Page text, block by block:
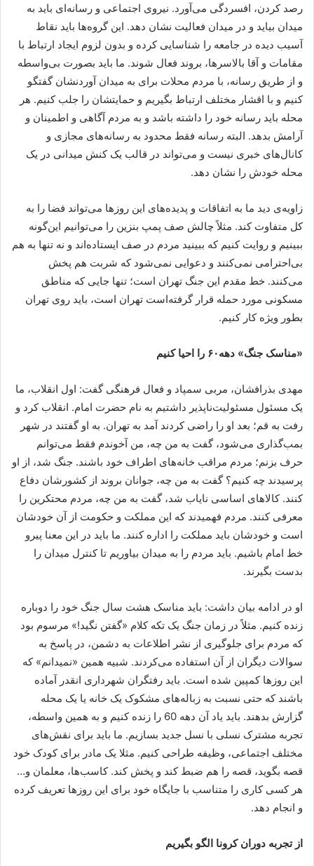
رصد کردن، افسردگی می‌آورد. نیروی اجتماعی و رسانه‌ای باید به
میدان بیاید و در میدان فعالیت نشان دهد. این گروه‌ها باید نقاط
آسیب دیده در جامعه را شناسایی کرده و بدون لزوم ایجاد ارتباط با
مقامات و آقا بالاسرها، بروند فعال شوند. ما باید بصورت بی‌واسطه
و از طریق رسانه، با مردم محلات برای به میدان آوردنشان گفتگو
کنیم و با اقشار مختلف ارتباط بگیریم و حمایتشان را جلب کنیم. هر
محله باید رسانه خود را داشته باشد و به مردم آگاهی و اطمینان و
آرامش بدهد. البته رسانه فقط محدود به رسانه‌های مجازی و
کانال‌های خبری نیست و می‌تواند در قالب یک کنش میدانی در یک
محله خودش را نشان دهد.
زاویه‌ی دید ما به اتفاقات و پدیده‌های این روزها می‌تواند فضا را به
کل متفاوت کند. مثلاً چالش صف پمپ بنزین را می‌توانیم این‌گونه
ببینیم و روایت کنیم که ببینید مردم در صف ایستاده‌اند و نه تنها به هم
بی‌احترامی نمی‌کنند و دعوایی نمی‌شود که شربت هم پخش
می‌کنند. خط مقدم این جنگ تهران است؛ تنها جایی که مناطق
مسکونی مورد حمله قرار گرفته‌است تهران است، باید روی تهران
بطور ویژه کار کنیم.
«مناسک جنگ» دهه۶۰ را احیا کنیم
مهدی بذرافشان، مربی سمپاد و فعال فرهنگی گفت: اول انقلاب، ما
یک مسئول مسئولیت‌ناپذیر داشتیم به نام حضرت امام. انقلاب کرد و
رفت به قم؛ بعد او را راضی کردند آمد به تهران. به او گفتند در شهر
بمب‌گذاری می‌شود، گفت به من چه، من آخوندم فقط می‌توانم
حرف بزنم؛ مردم مراقب خانه‌های اطراف خود باشند. جنگ شد، از او
پرسیدند چه کنیم؟ گفت به من چه، جوانان بروند از کشورشان دفاع
کنند. کالاهای اساسی نایاب شد، گفت به من چه، مردم محتکرین را
معرفی کنند. مردم فهمیدند که این مملکت و حکومت از آن خودشان
است و خودشان باید مملکت را اداره کنند. ما باید در این معنا پیرو
خط امام باشیم. باید مردم را به میدان بیاوریم تا کنترل میدان را
بدست بگیرند.
او در ادامه بیان داشت: باید مناسک هشت سال جنگ خود را دوباره
زنده کنیم. مثلاً در زمان جنگ یک تکه کلام «گفتن نگید!» مرسوم بود
که مردم برای جلوگیری از نشر اطلاعات به دشمن، در پاسخ به
سوالات دیگران از آن استفاده می‌کردند. شبیه همین «نمیدانم» که
این روزها کمپین شده است. باید رفتگران شهرداری انقدر آماده
باشند که حتی نسبت به زباله‌های مشکوک یک خانه یا یک محله
گزارش بدهند. باید یاد آن دهه 60 را زنده کنیم و به همین واسطه،
تجربه مشترک نسلی با نسل جدید بسازیم. ما باید برای نقش‌های
مختلف اجتماعی، وظیفه طراحی کنیم. مثلا یک مادر برای کودک خود
قصه بگوید، قصه را هم ضبط کند و پخش کند. کاسب‌ها، معلمان و…
هر کسی کاری را متناسب با جایگاه خود برای این روزها تعریف کرده
و انجام دهد.
از تجربه دوران کرونا الگو بگیریم